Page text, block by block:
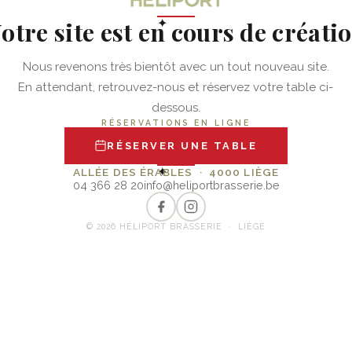
✦
site est en cours de
Nous revenons très bientôt avec un tout nouveau site.
En attendant, retrouvez-nous et réservez votre table ci-
dessous.
RÉSERVATIONS EN LIGNE
RÉSERVER UNE TABLE
✦
ALLÉE DES ÉRABLES · 4000 LIÈGE
04 366 28 20info@heliportbrasserie.be
© 2026 HÉLIPORT BRASSERIE · LIÈGE